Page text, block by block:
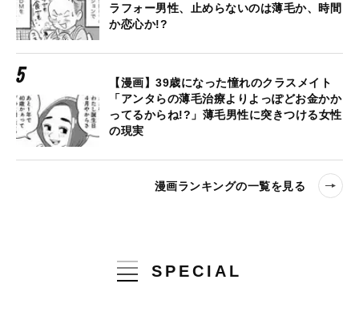
ラフォー男性、止めらないのは薄毛か、時間
か恋心か!?
【漫画】39歳になった憧れのクラスメイト
「アンタらの薄毛治療よりよっぽどお金かか
ってるからね!?」薄毛男性に突きつける女性
の現実
漫画ランキングの一覧を見る
SPECIAL